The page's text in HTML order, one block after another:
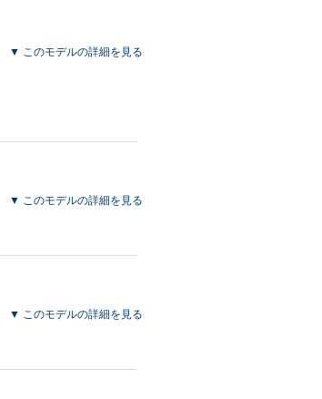
▼ このモデルの詳細を見る
▼ このモデルの詳細を見る
▼ このモデルの詳細を見る